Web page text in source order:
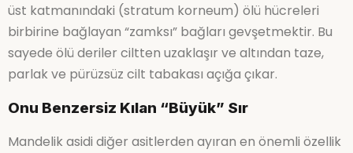
üst katmanındaki (stratum korneum) ölü hücreleri
birbirine bağlayan “zamksı” bağları gevşetmektir. Bu
sayede ölü deriler ciltten uzaklaşır ve altından taze,
parlak ve pürüzsüz cilt tabakası açığa çıkar.
Onu Benzersiz Kılan “Büyük” Sır
Mandelik asidi diğer asitlerden ayıran en önemli özellik